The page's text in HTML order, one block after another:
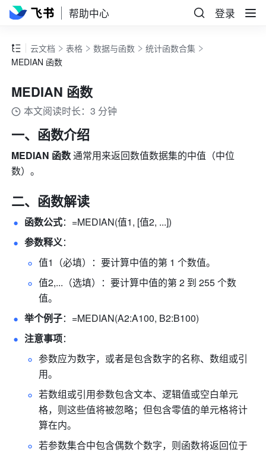
帮助中心 登录
云文档 表格 数据与函数
统计函数合集
MEDIAN 函数
MEDIAN 函数
本文阅读时长：3 分钟
一、函数介绍
MEDIAN 函数 通常用来返回数值数据集的中值（中位
数）。
二、函数解读
函数公式：=MEDIAN(值1, [值2, ...])
参数释义：
值1（必填）：要计算中值的第 1 个数值。
值2,...（选填）：要计算中值的第 2 到 255 个数
值。
举个例子：=MEDIAN(A2:A100, B2:B100)
注意事项：
参数应为数字，或者是包含数字的名称、数组或引
用。
若数组或引用参数包含文本、逻辑值或空白单元
格，则这些值将被忽略；但包含零值的单元格将计
算在内。
若参数集合中包含偶数个数字，则函数将返回位于